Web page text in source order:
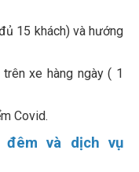
15 khách) và hướng
xe hàng ngày ( 1
Covid.
và dịch vụ